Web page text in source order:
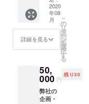
はフ
リーサ
イズの
みとな
りま
駄はお
まかせ
となり
ます。
のお気
持ちを
ありが
たく頂
戴し、
御礼の
お手紙
りさせ
て頂き
ます。
※浴衣・
帯・下
2020
年08
月
詳細を見る
こ
の
リ
タ
ー
ン
を
選
択
す
る
50,
000 円
残り30
弊社の
企画・